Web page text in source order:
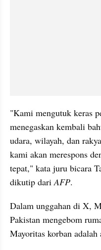
"Kami mengutuk keras
menegaskan kembali
udara, wilayah, dan
kami akan merespons
tepat," kata juru bicara
dikutip dari AFP.
Dalam unggahan di X,
Pakistan mengebom
Mayoritas korban adalah